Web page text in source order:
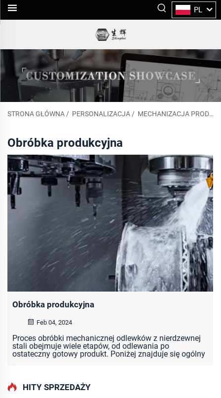
PL
STRONA GŁÓWNA/ PERSONALIZACJA/ MECHANIZACJA PRODUKTU
Obróbka produkcyjna
Obróbka produkcyjna
Feb 04, 2024
Proces obróbki mechanicznej odlewków z nierdzewnej
stali obejmuje wiele etapów, od odlewania po
ostateczny gotowy produkt. Poniżej znajduje się ogólny
HITY SPRZEDAŻY